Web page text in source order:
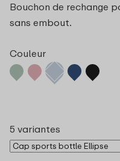
Bouchon de rechange
sans embout.
Couleur
5 variantes